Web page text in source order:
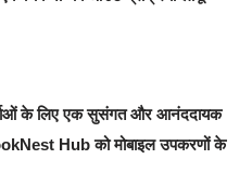
के लिए एक सुसंगत और आनंददायक
Hub को मोबाइल उपकरणों के